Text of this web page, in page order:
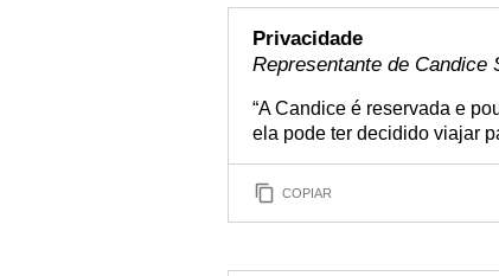
Privacidade
Representante de Candice
“A Candice é reservada e
ela pode ter decidido viajar
COPIAR